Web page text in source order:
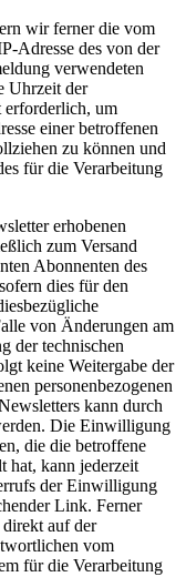
wir ferner die vom
Adresse des von der
verwendeten
Uhrzeit der
erforderlich, um
einer betroffenen
zu können und
für die Verarbeitung
erhobenen
zum Versand
Abonnenten des
dies für den
von Änderungen am
der technischen
keine Weitergabe der
personenbezogenen
kann durch
Die Einwilligung
die die betroffene
hat, kann jederzeit
der Einwilligung
Link. Ferner
auf der
vom
für die Verarbeitung